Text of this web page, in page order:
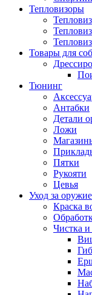
Тепловизоры
Товары для
Тюнинг
Антабки
Детали
Ложи
Пятки
Рукояти
Цевья
Уход за
Краска
Чистка и